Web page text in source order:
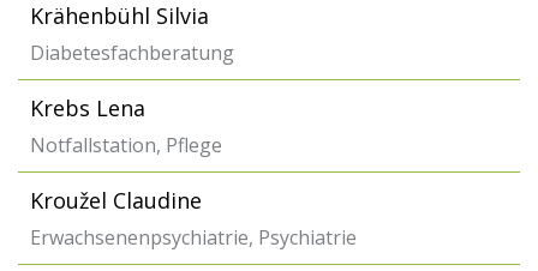
Krähenbühl Silvia
Diabetesfachberatung
Krebs Lena
Notfallstation, Pflege
Kroužel Claudine
Erwachsenenpsychiatrie, Psychiatrie